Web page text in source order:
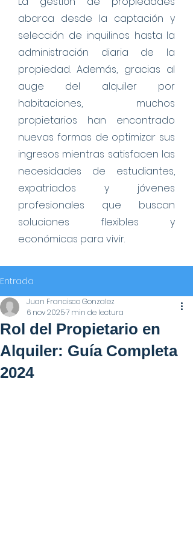
abarca desde la captación y
selección de inquilinos hasta la
administración diaria de la
propiedad. Además, gracias al
auge del alquiler por
habitaciones, muchos
propietarios han encontrado
nuevas formas de optimizar sus
ingresos mientras satisfacen las
necesidades de estudiantes,
expatriados y jóvenes
profesionales que buscan
soluciones flexibles y
económicas para vivir.
Entrada
Rol del Propietario en
Alquiler: Guía Completa
2024
Juan Francisco Gonzalez
6 nov 20257 min de lectura